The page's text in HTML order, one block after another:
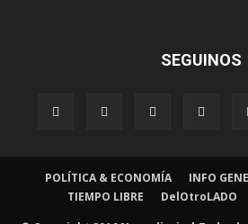
SEGUINOS
POLÍTICA & ECONOMÍA INFO
TIEMPO LIBRE
DelOtroLADO